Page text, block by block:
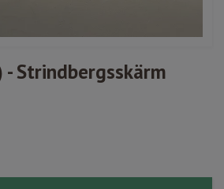
Strindbergsskärm